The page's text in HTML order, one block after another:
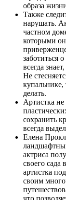
образа
Также
нарушать.
частном
которыми
заботиться
всегда
Не
купальнике,
делать.
Артистка не
сохранить
всегда
Елена
актриса
своего сада
артистка
своим
что